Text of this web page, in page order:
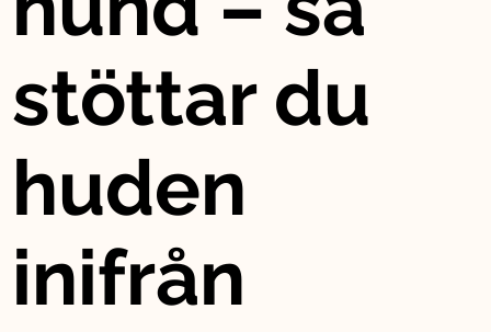
stöttar du
huden
inifrån